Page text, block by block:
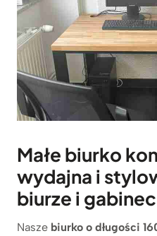
Małe biurko
wydajna i
biurze i
Nasze biurko o długości